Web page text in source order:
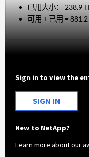
已用大小： 238.9
可用 + 已用 =
Sign in to view the
SIGN IN
New to NetApp?
Learn more about our